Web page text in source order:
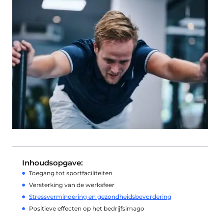
Inhoudsopgave:
Toegang tot sportfaciliteiten
Versterking van de werksfeer
Stressvermindering en gezondheidsbevordering
Positieve effecten op het bedrijfsimago